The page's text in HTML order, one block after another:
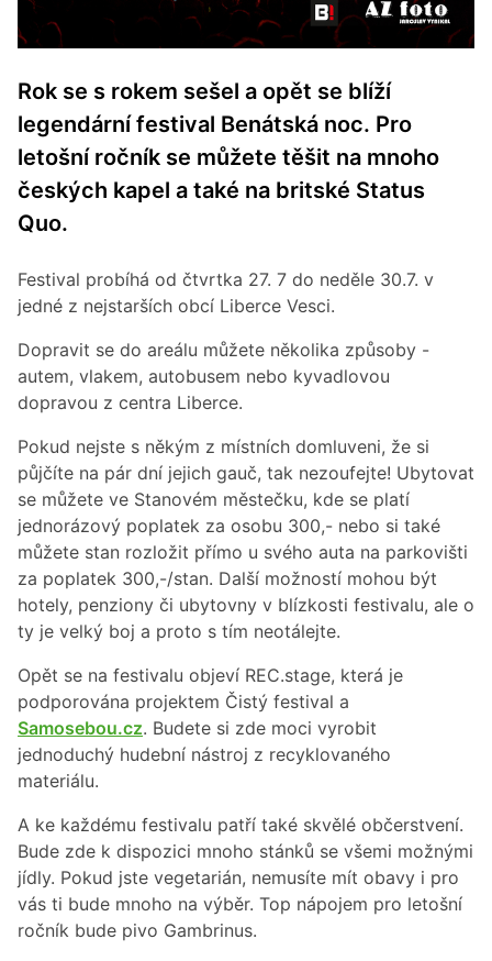
Rok se s rokem sešel a opět se blíží
legendární festival Benátská noc. Pro
letošní ročník se můžete těšit na mnoho
českých kapel a také na britské Status
Quo.
Festival probíhá od čtvrtka 27. 7 do neděle 30.7. v
jedné z nejstarších obcí Liberce Vesci.
Dopravit se do areálu můžete několika způsoby -
autem, vlakem, autobusem nebo kyvadlovou
dopravou z centra Liberce.
Pokud nejste s někým z místních domluveni, že si
půjčíte na pár dní jejich gauč, tak nezoufejte! Ubytovat
se můžete ve Stanovém městečku, kde se platí
jednorázový poplatek za osobu 300,- nebo si také
můžete stan rozložit přímo u svého auta na parkovišti
za poplatek 300,-/stan. Další možností mohou být
hotely, penziony či ubytovny v blízkosti festivalu, ale o
ty je velký boj a proto s tím neotálejte.
Opět se na festivalu objeví REC.stage, která je
podporována projektem Čistý festival a
Samosebou.cz. Budete si zde moci vyrobit
jednoduchý hudební nástroj z recyklovaného
materiálu.
A ke každému festivalu patří také skvělé občerstvení.
Bude zde k dispozici mnoho stánků se všemi možnými
jídly. Pokud jste vegetarián, nemusíte mít obavy i pro
vás ti bude mnoho na výběr. Top nápojem pro letošní
ročník bude pivo Gambrinus.